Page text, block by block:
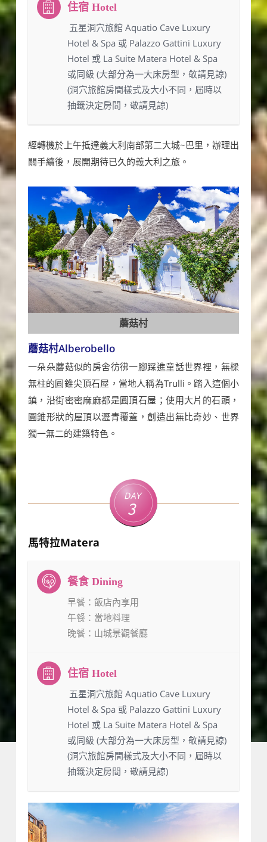
：五星洞穴旅館 Aquatio Cave Luxury
Hotel & Spa 或 Palazzo Gattini Luxury
Hotel 或 La Suite Matera Hotel & Spa
或同級 (大部分為一大床房型，敬請見諒)
(洞穴旅館房間樣式及大小不同，屆時以
抽籤決定房間，敬請見諒)
經轉機於上午抵達義大利南部第二大城~巴里，辦理出
關手續後，展開期待已久的義大利之旅。
蘑菇村
蘑菇村Alberobello
一朵朵蘑菇似的房舍彷彿一腳踩進童話世界裡，無樑
無柱的圓錐尖頂石屋，當地人稱為Trulli。踏入這個小
鎮，沿街密密麻麻都是圓頂石屋；使用大片的石頭，
圓錐形狀的屋頂以瀝青覆蓋，創造出無比奇妙、世界
獨一無二的建築特色。
Day
3
馬特拉Matera
早餐 ：飯店內享用
午餐 ：當地料理
晚餐 ：山城景觀餐廳
：五星洞穴旅館 Aquatio Cave Luxury
Hotel & Spa 或 Palazzo Gattini Luxury
Hotel 或 La Suite Matera Hotel & Spa
或同級 (大部分為一大床房型，敬請見諒)
(洞穴旅館房間樣式及大小不同，屆時以
抽籤決定房間，敬請見諒)